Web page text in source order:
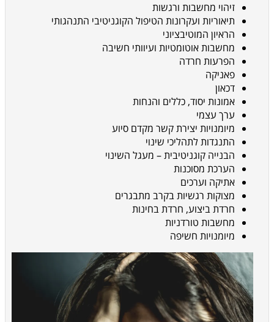
זיהוי מחשבות ורגשות
תיאוריות ועקרונות הטיפול הקוגניטיבי התנהגותי
הראיון המוטיבציוני
מחשבות אוטומטיות ועיוותי חשיבה
הפרעות חרדה
פאניקה
דכאון
אמונות יסוד, כללים והנחות
ערך עצמי
מיומנויות יצירת קשר מקדם סיוע
התנגדות לתהליכי שינוי
הבנייה קוגניטיבית – מעגל השינוי
הערכת מסוכנות
אתיקה וערכים
מצוקות רגשיות בקרב מתבגרים
חרדת ביצוע, חרדת בחינות
מחשבות טורדניות
מיומנויות חשיפה